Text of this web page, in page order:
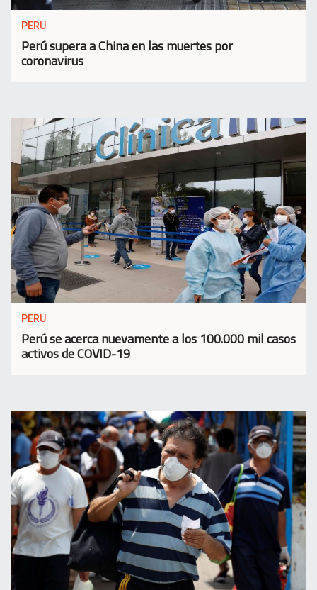
PERU
Perú supera a China en las muertes por
coronavirus
PERU
Perú se acerca nuevamente a los 100.000 mil casos
activos de COVID-19